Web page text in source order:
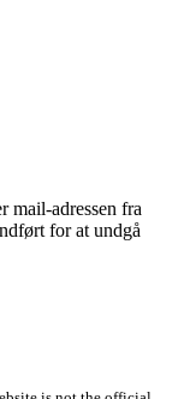
mail-adressen fra
for at undgå